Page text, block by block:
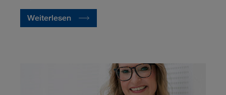
Weiterlesen